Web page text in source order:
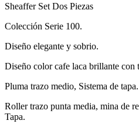
Sheaffer Set Dos Piezas
Colección Serie 100.
Diseño elegante y sobrio.
Diseño color cafe laca brillante con
Pluma trazo medio, Sistema de tapa.
Roller trazo punta media, mina de
Tapa.